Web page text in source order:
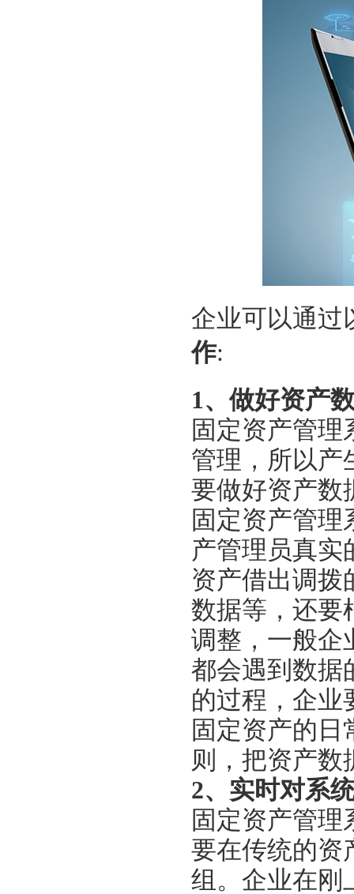
企业可以通过
作:
1、做好资产
固定资产管理
管理 ，所以产
要做好资产数
固定资产管理
产管理员真实
资产借出调拨
数据等，还要
调整，一般企
都会遇到数据
的过程，企业
固定资产的日
则，把资产数
2、实时对系
固定资产管理
要在传统的资
组 。 企业在刚